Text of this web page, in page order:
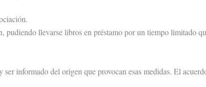
llevarse libros en préstamo por un tiempo limitado
informado del origen que provocan esas medidas. El